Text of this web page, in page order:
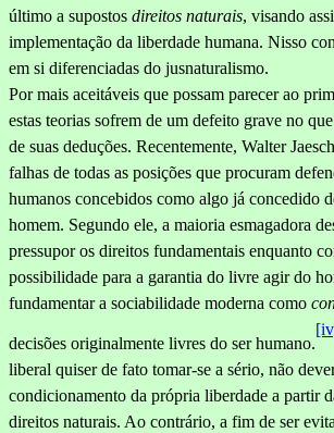
último a supostos direitos naturais, visando
implementação da liberdade humana. Nisso
em si diferenciadas do jusnaturalismo.
Por mais aceitáveis que possam parecer ao
estas teorias sofrem de um defeito grave no
de suas deduções. Recentemente, Walter
falhas de todas as posições que procuram
humanos concebidos como algo já concedido
homem. Segundo ele, a maioria esmagadora
pressupor os direitos fundamentais enquanto
possibilidade para a garantia do livre agir do
fundamentar a sociabilidade moder­na como
decisões originalmente livres do ser humano.
liberal quiser de fato tomar-se a sério, não
condicionamento da própria liberdade a partir
direitos naturais. Ao contrário, a fim de ser